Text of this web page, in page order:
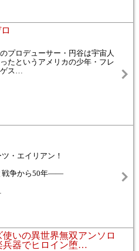
プロデューサー・円谷は宇宙人
たというアメリカの少年・フレ
ス…
・エイリアン！
戦争から50年――
使いの異世界無双アンソロ
兵器でヒロイン堕…